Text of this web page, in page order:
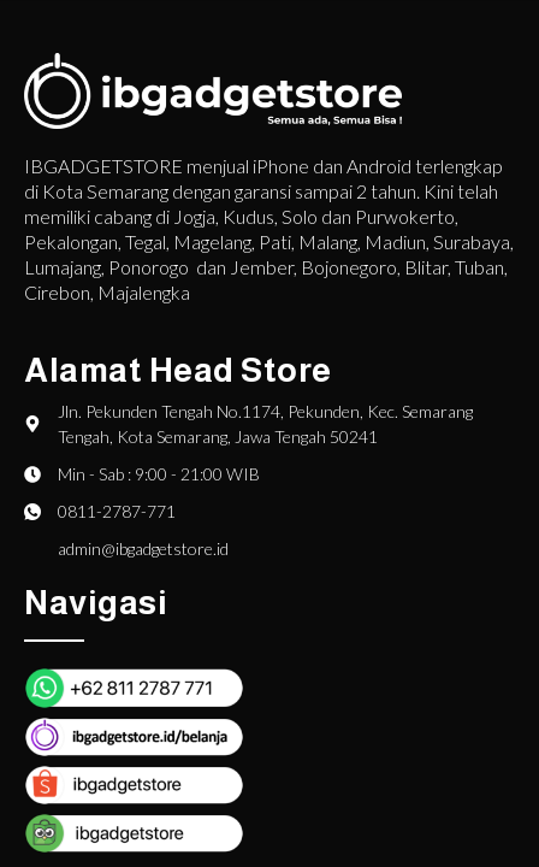
IBGADGETSTORE menjual iPhone dan Android terlengkap
di Kota Semarang dengan garansi sampai 2 tahun. Kini telah
memiliki cabang di Jogja, Kudus, Solo dan Purwokerto,
Pekalongan, Tegal, Magelang, Pati, Malang, Madiun, Surabaya,
Lumajang, Ponorogo dan Jember, Bojonegoro, Blitar, Tuban,
Cirebon, Majalengka
Alamat Head Store
Jln. Pekunden Tengah No.1174, Pekunden, Kec. Semarang
Tengah, Kota Semarang, Jawa Tengah 50241
Min - Sab : 9:00 - 21:00 WIB
0811-2787-771
admin@ibgadgetstore.id
Navigasi